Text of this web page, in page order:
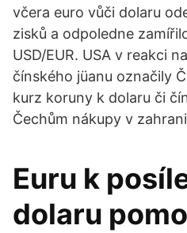
včera euro vůči dolaru
zisků a odpoledne
USD/EUR. USA v reakci
čínského jüanu označily
kurz koruny k dolaru či
Čechům nákupy v
Euru k
dolaru